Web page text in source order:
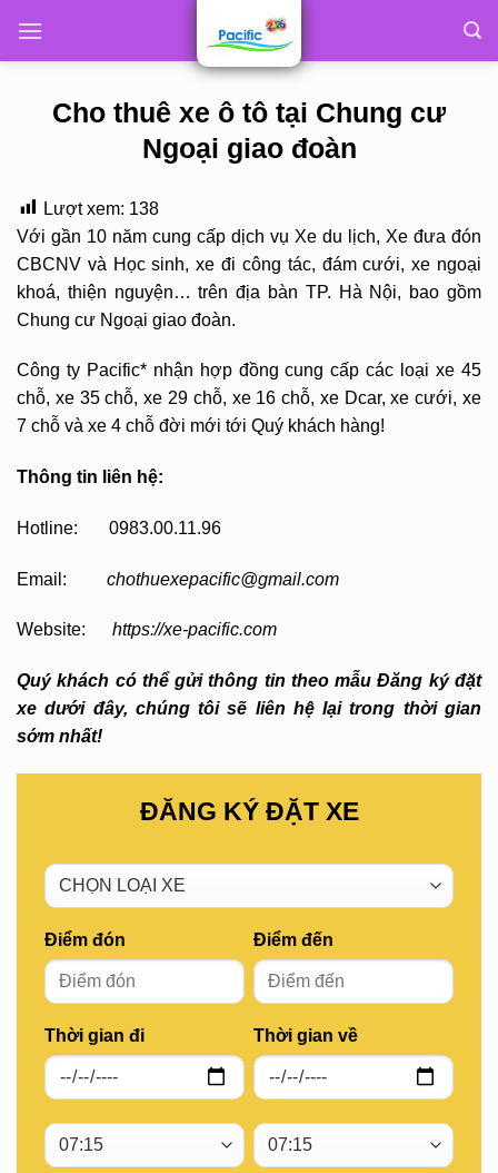
Cho thuê xe ô tô tại Chung cư
Ngoại giao đoàn
Lượt xem: 138
Với gần 10 năm cung cấp dịch vụ Xe du lịch, Xe đưa đón
CBCNV và Học sinh, xe đi công tác, đám cưới, xe ngoại
khoá, thiện nguyện… trên địa bàn TP. Hà Nội, bao gồm
Chung cư Ngoại giao đoàn.
Công ty Pacific* nhận hợp đồng cung cấp các loại xe 45
chỗ, xe 35 chỗ, xe 29 chỗ, xe 16 chỗ, xe Dcar, xe cưới, xe
7 chỗ và xe 4 chỗ đời mới tới Quý khách hàng!
Thông tin liên hệ:
Hotline: 0983.00.11.96
Email: chothuexepacific@gmail.com
Website: https://xe-pacific.com
Quý khách có thể gửi thông tin theo mẫu Đăng ký đặt
xe dưới đây, chúng tôi sẽ liên hệ lại trong thời gian
sớm nhất!
ĐĂNG KÝ ĐẶT XE
Điểm đón
Thời gian đi
Điểm đến
Thời gian về